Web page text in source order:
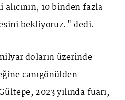
10 binden fazla
bekliyoruz." dedi.
doların üzerinde
canıgönülden
2023 yılında fuarı,